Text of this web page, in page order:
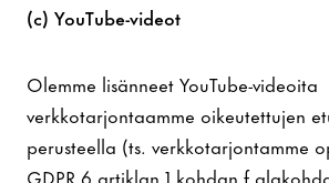
(c) YouTube-videot
Olemme lisänneet YouTube-videoita
verkkotarjontaamme oikeutettujen
perusteella (ts. verkkotarjontamme
GDPR 6 artiklan 1 kohdan f